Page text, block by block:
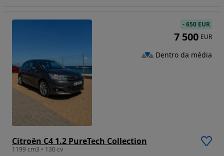
Citroën C4 1.2 PureTech Collection
1199 cm3 • 130 cv
-650 EUR
7 500 EUR
Dentro da média